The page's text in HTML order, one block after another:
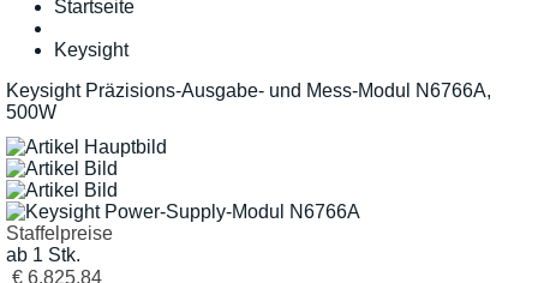
Startseite
Keysight
Keysight Präzisions-Ausgabe- und Mess-Modul N6766A,
500W
Staffelpreise
ab 1 Stk.
€ 6.825,84